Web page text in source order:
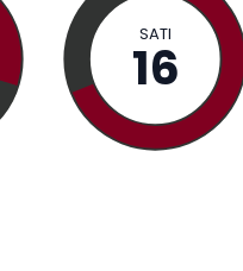
SATI
16